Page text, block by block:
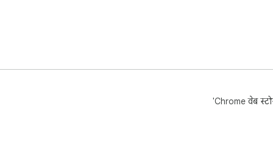
'Chrome वेब